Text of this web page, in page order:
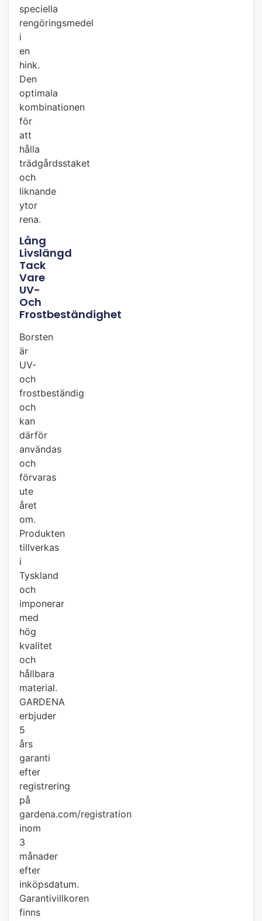
speciella
rengöringsmedel
i
en
hink.
Den
optimala
kombinationen
för
att
hålla
trädgårdsstaket
och
liknande
ytor
rena.
Lång
Livslängd
Tack
Vare
UV-
Och
Frostbeständighet
Borsten
är
UV-
och
frostbeständig
och
kan
därför
användas
och
förvaras
ute
året
om.
Produkten
tillverkas
i
Tyskland
och
imponerar
med
hög
kvalitet
och
hållbara
material.
GARDENA
erbjuder
5
års
garanti
efter
registrering
på
gardena.com/registration
inom
3
månader
efter
inköpsdatum.
Garantivillkoren
finns